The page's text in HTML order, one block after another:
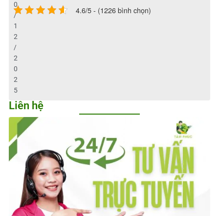
0
/
1
2
/
2
0
2
5
4.6/5 - (1226 bình chọn)
Liên hệ